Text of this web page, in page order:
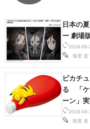
住まい
動物
会員記事
メディア
注目記事を集めた総合ペ
ITの今と未来を見通す
2016-06-
珠里 友
日本の
ー 劇場
2016-
珠里 友
ピカチ
る 「ケ
ーン」